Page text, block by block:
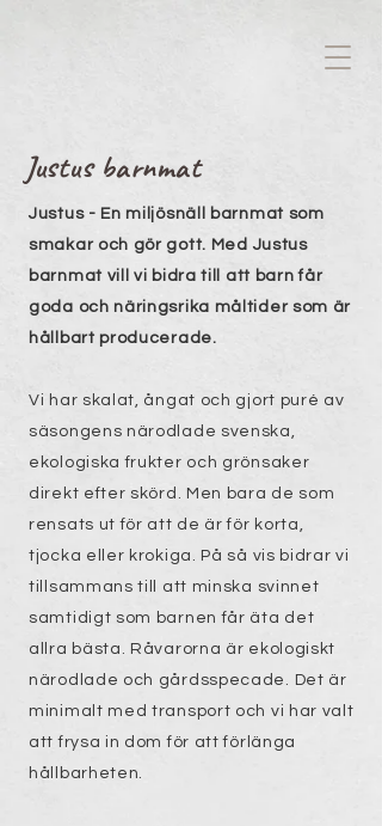
Justus barnmat
Justus - En miljösnäll barnmat som
smakar och gör gott. Med Justus
barnmat vill vi bidra till att barn får
goda och näringsrika måltider som är
hållbart producerade.
Vi har skalat, ångat och gjort puré av
säsongens närodlade svenska,
ekologiska frukter och grönsaker
direkt efter skörd. Men bara de som
rensats ut för att de är för korta,
tjocka eller krokiga. På så vis bidrar vi
tillsammans till att minska svinnet
samtidigt som barnen får äta det
allra bästa. Råvarorna är ekologiskt
närodlade och gårdsspecade. Det är
minimalt med transport och vi har valt
att frysa in dom för att förlänga
hållbarheten.